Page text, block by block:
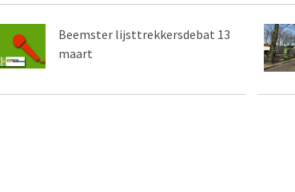
Beemster lijsttrekkersdebat 13
maart